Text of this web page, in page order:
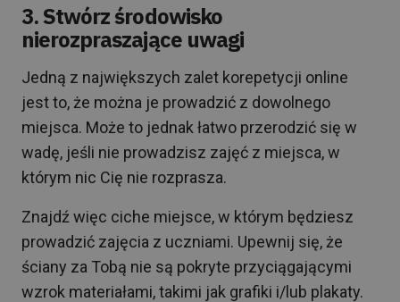
3. Stwórz środowisko
nierozpraszające uwagi
Jedną z największych zalet korepetycji online
jest to, że można je prowadzić z dowolnego
miejsca. Może to jednak łatwo przerodzić się w
wadę, jeśli nie prowadzisz zajęć z miejsca, w
którym nic Cię nie rozprasza.
Znajdź więc ciche miejsce, w którym będziesz
prowadzić zajęcia z uczniami. Upewnij się, że
ściany za Tobą nie są pokryte przyciągającymi
wzrok materiałami, takimi jak grafiki i/lub plakaty.